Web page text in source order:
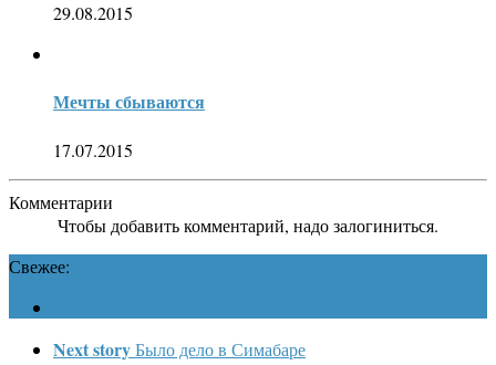
29.08.2015
Мечты сбываются
17.07.2015
Комментарии
Чтобы добавить комментарий, надо залогиниться.
Свежее:
Next storyБыло дело в Симабаре